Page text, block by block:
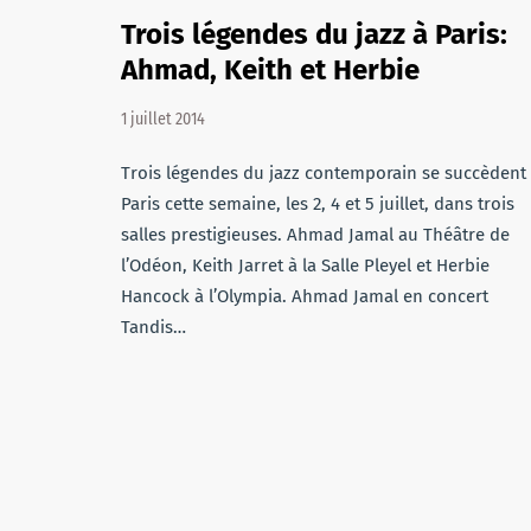
Trois légendes du jazz à Paris:
Ahmad, Keith et Herbie
1 juillet 2014
Trois légendes du jazz contemporain se succèdent
Paris cette semaine, les 2, 4 et 5 juillet, dans trois
salles prestigieuses. Ahmad Jamal au Théâtre de
l’Odéon, Keith Jarret à la Salle Pleyel et Herbie
Hancock à l’Olympia. Ahmad Jamal en concert
Tandis…